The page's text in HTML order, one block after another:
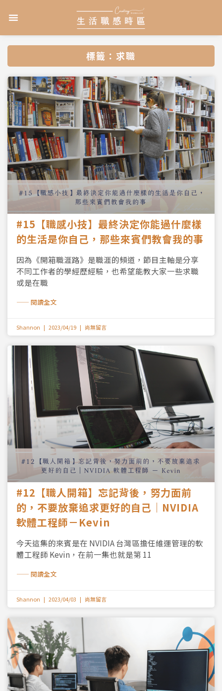
選
標籤：求職
#15【職感小技】最終決定你能過什麼樣
的生活是你自己，那些來賓們教會我的事
因為《開箱職涯路》是職涯的頻道，節目主軸是分享
不同工作者的學經歷經驗，也希望能教大家一些求職
或是在職
—— 閱讀全文
Shannon 2023/04/19 尚無留言
#12【職人開箱】忘記背後，努力面前
的，不要放棄追求更好的自己｜NVIDIA
軟體工程師－Kevin
今天這集的來賓是在 NVIDIA 台灣區擔任維運管理的軟
體工程師 Kevin，在前一集也就是第 11
—— 閱讀全文
Shannon 2023/04/03 尚無留言